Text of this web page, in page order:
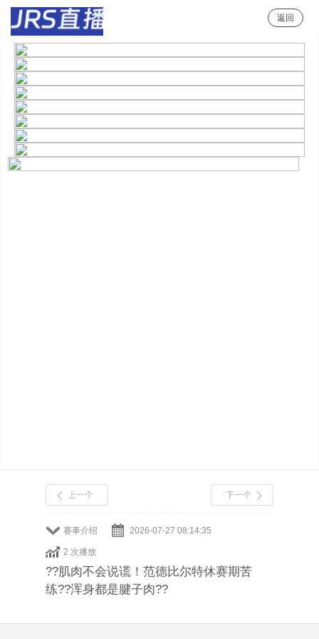
jrs直播
返回
赛事介绍 2026-07-27 08:14:35
2 次播放
上一个 下一个
??肌肉不会说谎！范德比尔特休赛期苦
练??浑身都是腱子肉??